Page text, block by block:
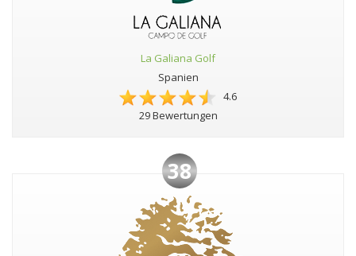
La Galiana Golf
Spanien
4.6
29 Bewertungen
38